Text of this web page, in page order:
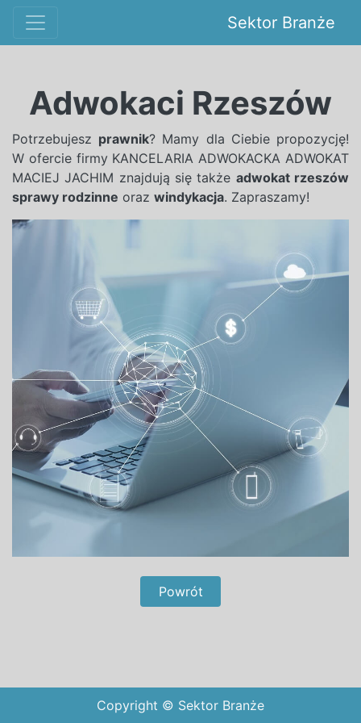
Sektor Branże
Adwokaci Rzeszów
Potrzebujesz prawnik? Mamy dla Ciebie propozycję!
W ofercie firmy KANCELARIA ADWOKACKA ADWOKAT
MACIEJ JACHIM znajdują się także adwokat rzeszów
sprawy rodzinne oraz windykacja. Zapraszamy!
Powrót
Copyright © Sektor Branże